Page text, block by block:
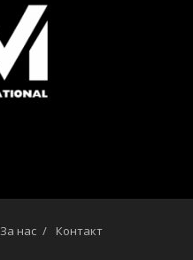
За нас Контакт